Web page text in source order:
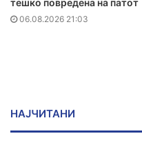
тешко повредена на патот
06.08.2026 21:03
НАЈЧИТАНИ